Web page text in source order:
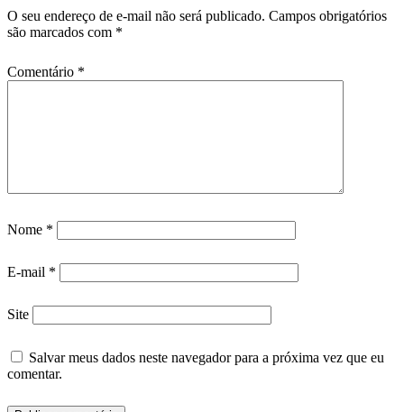
O seu endereço de e-mail não será publicado. Campos obrigatórios
são marcados com *
Comentário *
Nome *
E-mail *
Site
Salvar meus dados neste navegador para a próxima vez que eu
comentar.